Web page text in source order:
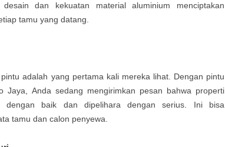
dan kekuatan material aluminium menciptakan
tamu yang datang.
adalah yang pertama kali mereka lihat. Dengan pintu
Jaya, Anda sedang mengirimkan pesan bahwa properti
dengan baik dan dipelihara dengan serius. Ini bisa
tamu dan calon penyewa.